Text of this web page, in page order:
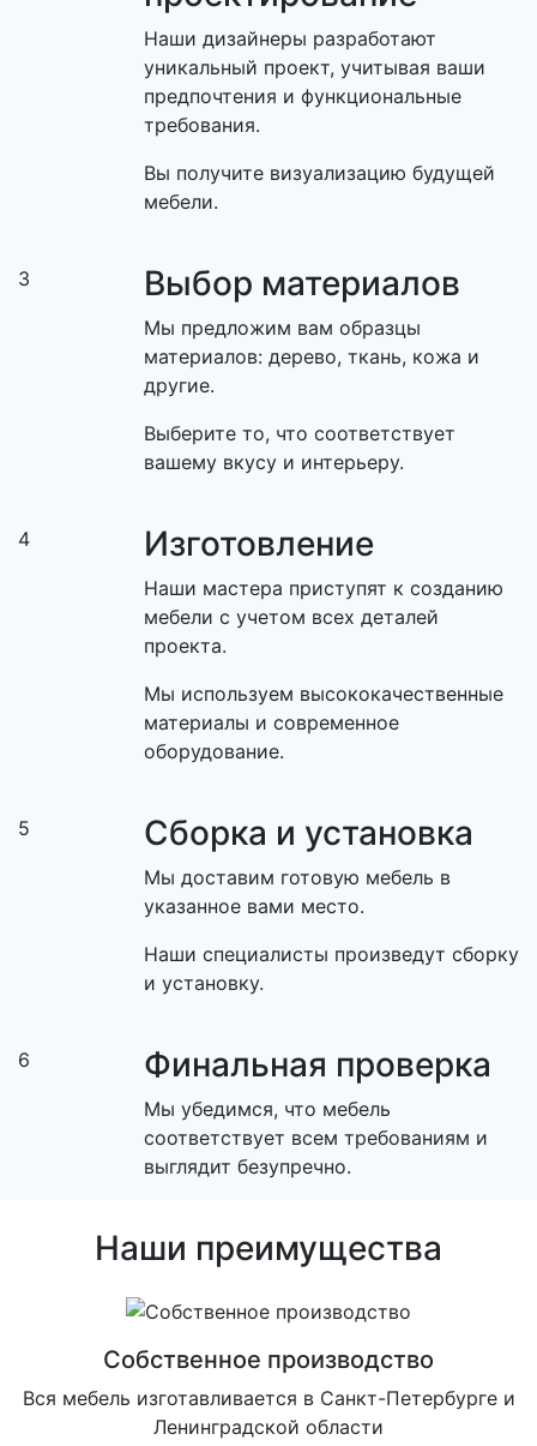
Наши дизайнеры разработают
уникальный проект, учитывая ваши
предпочтения и функциональные
требования.
Вы получите визуализацию будущей
мебели.
3 Выбор материалов
Мы предложим вам образцы
материалов: дерево, ткань, кожа и
другие.
Выберите то, что соответствует
вашему вкусу и интерьеру.
4 Изготовление
Наши мастера приступят к созданию
мебели с учетом всех деталей
проекта.
Мы используем высококачественные
материалы и современное
оборудование.
5 Сборка и установка
Мы доставим готовую мебель в
указанное вами место.
Наши специалисты произведут сборку
и установку.
6 Финальная проверка
Мы убедимся, что мебель
соответствует всем требованиям и
выглядит безупречно.
Наши преимущества
Собственное производство
Вся мебель изготавливается в Санкт-Петербурге и
Ленинградской области